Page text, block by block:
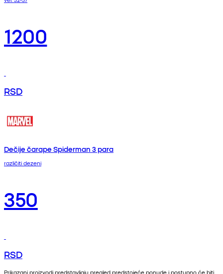
1200
RSD
Dečije čarape Spiderman 3 para
različiti dezeni
350
RSD
Prikazani proizvodi predstavljaju pregled predstojeće ponude i postupno će biti